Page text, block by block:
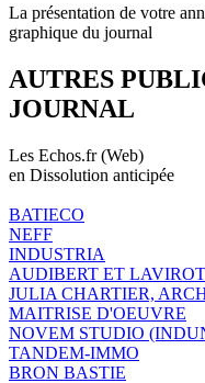
La présentation de votre
graphique du journal
AUTRES
JOURNAL
Les Echos.fr (Web)
en Dissolution anticipée
BATIECO
NEFF
INDUSTRIA
AUDIBERT ET
JULIA CHARTIER,
MAITRISE D'OEUVRE
NOVEM STUDIO
TANDEM-IMMO
BRON BASTIE